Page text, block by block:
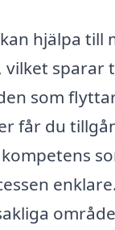
hjälpa till
vilket sparar
som
får du